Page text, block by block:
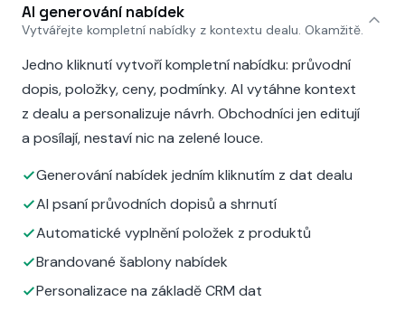
AI generování nabídek
Vytvářejte kompletní nabídky z kontextu dealu. Okamžitě.
Jedno kliknutí vytvoří kompletní nabídku: průvodní
dopis, položky, ceny, podmínky. AI vytáhne kontext
z dealu a personalizuje návrh. Obchodníci jen editují
a posílají, nestaví nic na zelené louce.
Generování nabídek jedním kliknutím z dat dealu
AI psaní průvodních dopisů a shrnutí
Automatické vyplnění položek z produktů
Brandované šablony nabídek
Personalizace na základě CRM dat